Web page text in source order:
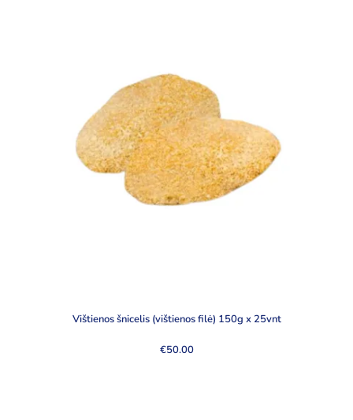
Vištienos šnicelis (vištienos filė) 150g x 25vnt
€50.00